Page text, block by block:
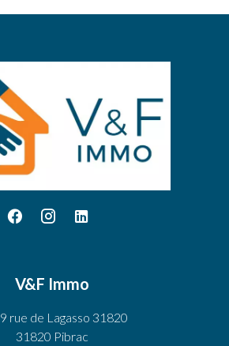
V&F Immo
9 rue de Lagasso 31820
31820 Pibrac